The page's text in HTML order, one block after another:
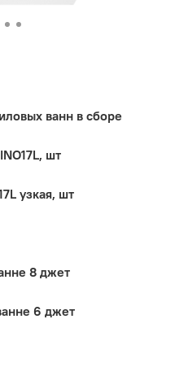
ванн в сборе
шт
узкая, шт
8 джет
6 джет